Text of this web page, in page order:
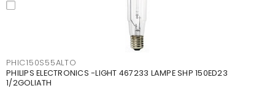
PHIC150S55ALTO
PHILIPS ELECTRONICS -LIGHT 467233 LAMPE SHP 150ED23
1/2GOLIATH